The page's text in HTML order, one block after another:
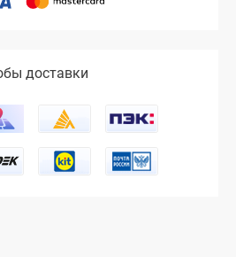
доставки